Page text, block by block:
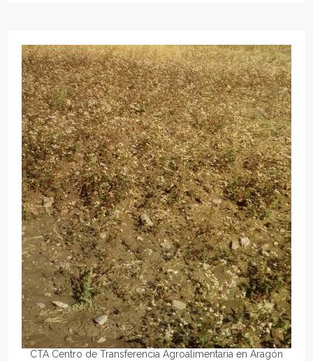
CTA Centro de Transferencia Agroalimentaria en Aragón